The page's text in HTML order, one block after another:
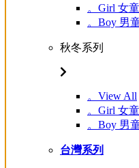
。Girl 女童
。Boy 男
秋冬系列
。View All
。Girl 女童
。Boy 男
台灣系列